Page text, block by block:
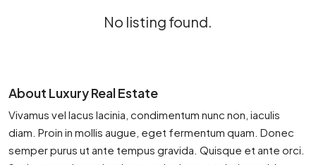
No listing found.
About Luxury Real Estate
Vivamus vel lacus lacinia, condimentum nunc non, iaculis
diam. Proin in mollis augue, eget fermentum quam. Donec
semper purus ut ante tempus gravida. Quisque et ante orci.